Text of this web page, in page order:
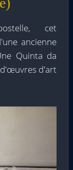
cet
ancienne
Quinta da
d'art